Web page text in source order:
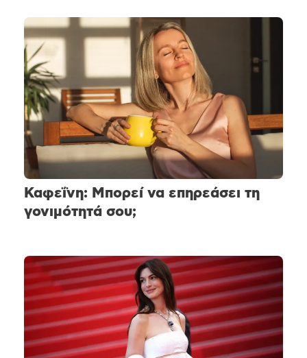
Καφεΐνη: Μπορεί να επηρεάσει τη
γονιμότητά σου;